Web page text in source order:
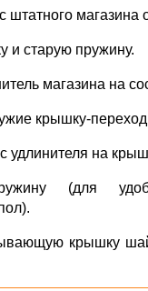
штатного магазина
и старую пружину.
магазина на
крышку-
удлинителя на
(для
крышку